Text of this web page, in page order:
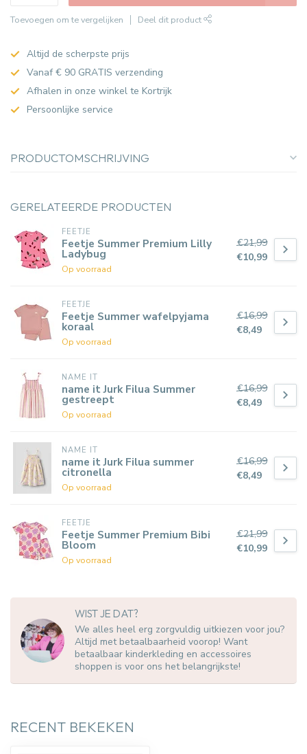
Toevoegen om te vergelijken Deel dit product
Altijd de scherpste prijs
Vanaf € 90 GRATIS verzending
Afhalen in onze winkel te Kortrijk
Persoonlijke service
PRODUCTOMSCHRIJVING
GERELATEERDE PRODUCTEN
FEETJE
Feetje Summer Premium Lilly
Ladybug
Op voorraad
€21,99
€10,99
FEETJE
Feetje Summer wafelpyjama
koraal
Op voorraad
€16,99
€8,49
NAME IT
name it Jurk Filua Summer
gestreept
Op voorraad
€16,99
€8,49
NAME IT
name it Jurk Filua summer
citronella
Op voorraad
€16,99
€8,49
FEETJE
Feetje Summer Premium Bibi
Bloom
Op voorraad
€21,99
€10,99
WIST JE DAT?
We alles heel erg zorgvuldig uitkiezen voor jou?
Altijd met betaalbaarheid voorop! Want
betaalbaar kinderkleding en accessoires
shoppen is voor ons het belangrijkste!
RECENT BEKEKEN